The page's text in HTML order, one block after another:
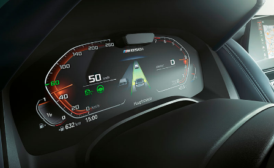
DRIVING ASSISTANT PROFESSIONAL